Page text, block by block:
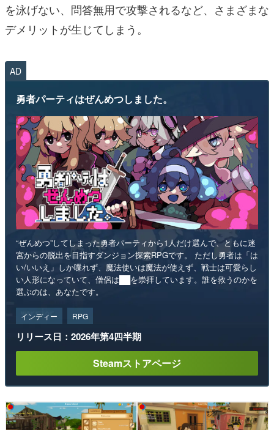
を泳げない、問答無用で攻撃されるなど、さまざまな
デメリットが生じてしまう。
AD
勇者パーティはぜんめつしました。
“ぜんめつ”してしまった勇者パーティから1人だけ選んで、ともに迷
宮からの脱出を目指すダンジョン探索RPGです。 ただし勇者は「は
い/いいえ」しか喋れず、魔法使いは魔法が使えず、戦士は可愛らし
い人形になっていて、僧侶は██を崇拝しています。誰を救うのかを
選ぶのは、あなたです。
インディー RPG
リリース日：2026年第4四半期
Steamストアページ